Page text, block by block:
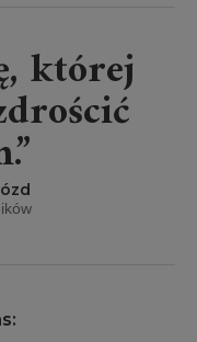
której